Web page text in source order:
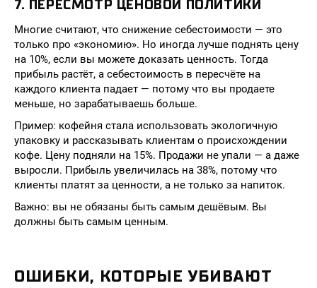
7. ПЕРЕСМОТР ЦЕНОВОЙ ПОЛИТИКИ
Многие считают, что снижение себестоимости — это
только про «экономию». Но иногда лучше поднять цену
на 10%, если вы можете доказать ценность. Тогда
прибыль растёт, а себестоимость в пересчёте на
каждого клиента падает — потому что вы продаете
меньше, но зарабатываешь больше.
Пример: кофейня стала использовать экологичную
упаковку и рассказывать клиентам о происхождении
кофе. Цену подняли на 15%. Продажи не упали — а даже
выросли. Прибыль увеличилась на 38%, потому что
клиенты платят за ценности, а не только за напиток.
Важно: вы не обязаны быть самым дешёвым. Вы
должны быть самым ценным.
ОШИБКИ, КОТОРЫЕ УБИВАЮТ